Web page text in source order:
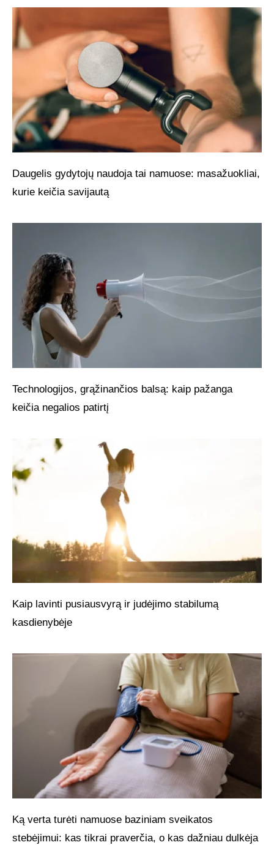
Daugelis gydytojų naudoja tai namuose: masažuokliai,
kurie keičia savijautą
Technologijos, grąžinančios balsą: kaip pažanga
keičia negalios patirtį
Kaip lavinti pusiausvyrą ir judėjimo stabilumą
kasdienybėje
Ką verta turėti namuose baziniam sveikatos
stebėjimui: kas tikrai praverčia, o kas dažniau dulkėja